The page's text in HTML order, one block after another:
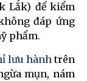
Lắk) để kiểm
đáp ứng
phẩm.
lưu hànhtrên
mụn, nám